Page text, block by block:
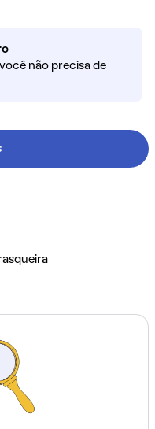
não precisa de